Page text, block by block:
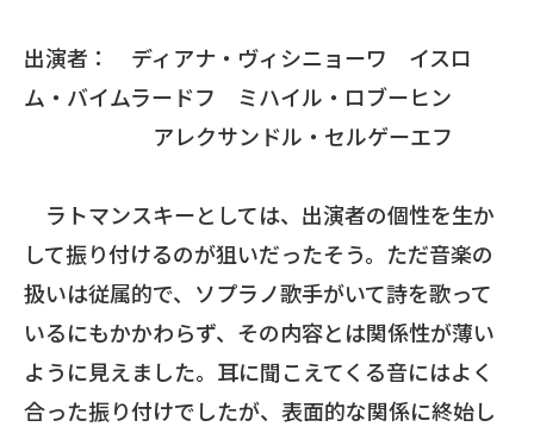
出演者： ディアナ・ヴィシニョーワ イスロ
ム・バイムラードフ ミハイル・ロブーヒン
アレクサンドル・セルゲーエフ
ラトマンスキーとしては、出演者の個性を生か
して振り付けるのが狙いだったそう。ただ音楽の
扱いは従属的で、ソプラノ歌手がいて詩を歌って
いるにもかかわらず、その内容とは関係性が薄い
ように見えました。耳に聞こえてくる音にはよく
合った振り付けでしたが、表面的な関係に終始し